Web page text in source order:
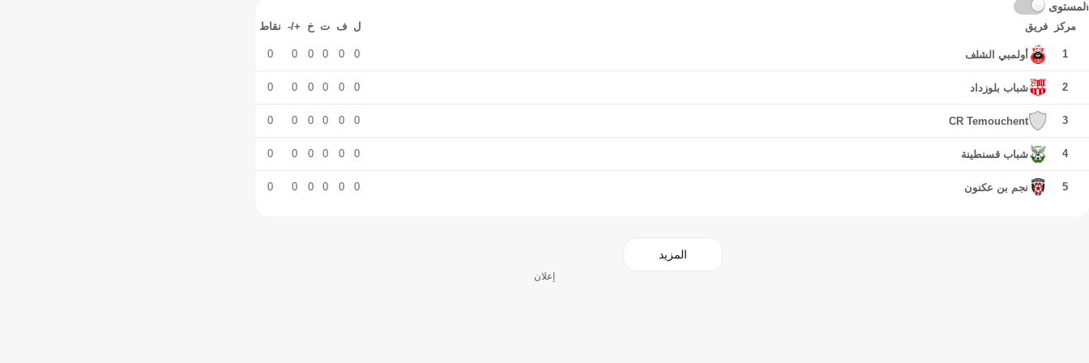
المستوى
مركز فريق ل ف ت خ +/- نقاط
1 أولمبي الشلف 0
0
0
0
0
0
2 شباب بلوزداد 0
0
0
0
0
0
3
CR Temouchent
0
0
0
0
0
0
4 شباب قسنطينة 0
0
0
0
0
0
5 نجم بن عكنون 0
0
0
0
0
0
المزيد
إعلان